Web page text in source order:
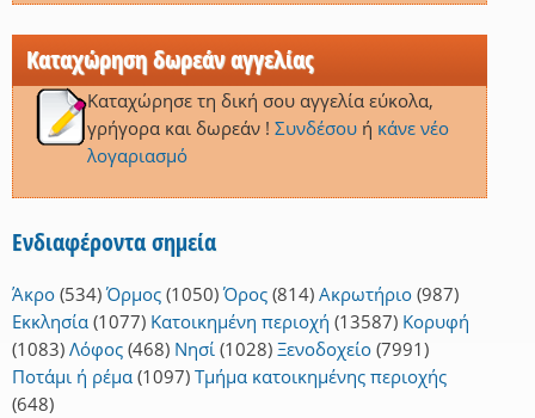
Καταχώρηση δωρεάν αγγελίας
Καταχώρησε τη δική σου αγγελία εύκολα,
γρήγορα και δωρεάν ! Συνδέσουή κάνε νέο
λογαριασμό
Ενδιαφέροντα σημεία
Άκρο (534) Όρμος (1050) Όρος (814) Ακρωτήριο (987)
Εκκλησία (1077) Κατοικημένη περιοχή (13587) Κορυφή
(1083) Λόφος (468) Νησί (1028) Ξενοδοχείο (7991)
Ποτάμι ή ρέμα (1097) Τμήμα κατοικημένης περιοχής
(648)